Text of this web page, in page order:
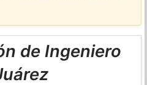
de Ingeniero